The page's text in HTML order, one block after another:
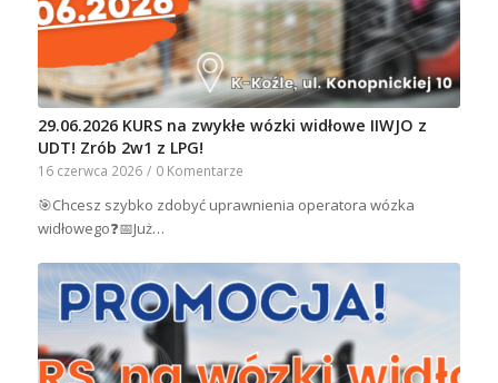
29.06.2026 KURS na zwykłe wózki widłowe IIWJO z
UDT! Zrób 2w1 z LPG!
16 czerwca 2026 / 0 Komentarze
🎯Chcesz szybko zdobyć uprawnienia operatora wózka
widłowego❓📅Już…